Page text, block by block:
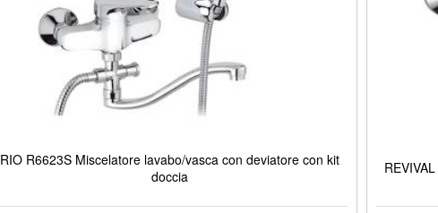
RIO R6623S Miscelatore lavabo/vasca con deviatore con kit
doccia